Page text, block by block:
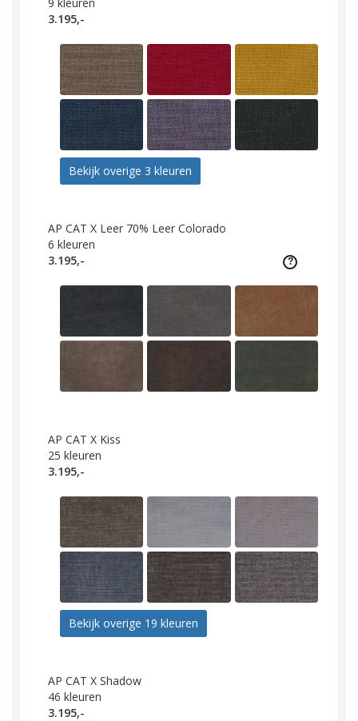
3.195,-
Bekijk overige 3 kleuren
AP CAT X Leer 70% Leer Colorado
6 kleuren
3.195,-
AP CAT X Kiss
25 kleuren
3.195,-
Bekijk overige 19 kleuren
AP CAT X Shadow
46 kleuren
3.195,-